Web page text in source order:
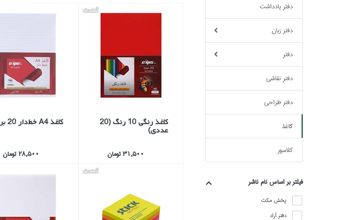
دفتر يادداشت
دفتر زبان
دفتر
دفتر نقاشي
دفتر طراحي
كاغذ
كلاسور
فيلتر بر اساس نام ناشر
پخش مكث
دفتر آراد
كاغذ رنگي 10 رنگ (20
عددي)
31,500 تومان
كاغذ A4 خط‌‌دار 20 برگي
28,500 تومان